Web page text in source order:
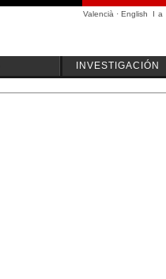
Valencià · English I a
INVESTIGACIÓN